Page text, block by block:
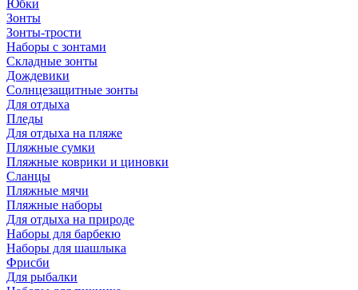
Юбки
Зонты
Зонты-трости
Наборы с зонтами
Складные зонты
Дождевики
Солнцезащитные зонты
Для отдыха
Пледы
Для отдыха на пляже
Пляжные сумки
Пляжные коврики и циновки
Сланцы
Пляжные мячи
Пляжные наборы
Для отдыха на природе
Наборы для барбекю
Наборы для шашлыка
Фрисби
Для рыбалки